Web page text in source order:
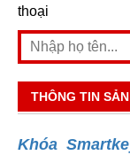
thoại
THÔNG TIN
Khóa